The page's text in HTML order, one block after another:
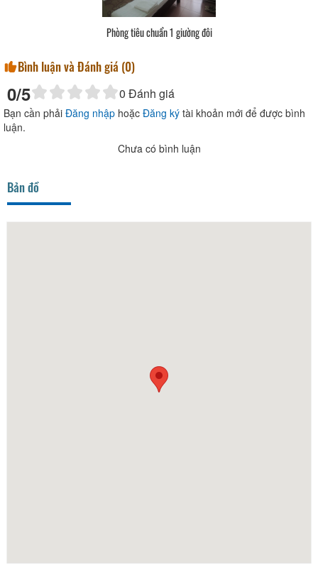
Phòng tiêu chuẩn 1 giường đôi
Bình luận và Đánh giá (0)
0/5 0 Đánh giá
Bạn cần phải Đăng nhập hoặc Đăng ký tài khoản mới để được bình
luận.
Chưa có bình luận
Bản đồ